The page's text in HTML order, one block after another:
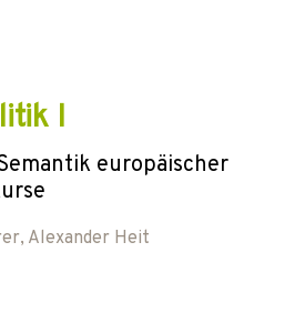
I
europäischer
, Alexander Heit